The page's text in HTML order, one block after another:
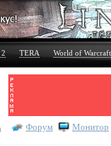
TERA World of Warcraft
Форум Монитор